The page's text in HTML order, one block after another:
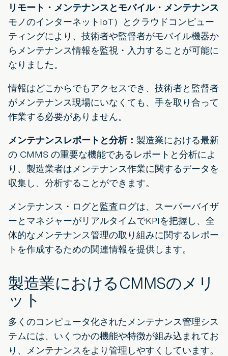
リモート・メンテナンスとモバイル・メンテナンス
モノのインターネットIoT）とクラウドコンピュー
ティングにより、技術者や監督者がモバイル機器か
らメンテナンス情報を監視・入力することが可能に
なりました。
情報はどこからでもアクセスでき、技術者と監督者
がメンテナンス現場にいなくても、手を取り合って
作業する必要がありません。
メンテナンスレポートと分析： 製造業における最新
の CMMS の重要な機能であるレポートと分析によ
り、製造業者はメンテナンス作業に関するデータを
収集し、分析することができます。
メンテナンス・ログと監査ログは、スーパーバイザ
ーとマネジャーがリアルタイムでKPIを把握し、全
体的なメンテナンス管理の取り組みに関するレポー
トを作成するための関連情報を提供します。
製造業におけるCMMSのメリ
ット
多くのコンピュータ化されたメンテナンス管理シス
テムには、いくつかの機能や特徴が組み込まれてお
り、メンテナンスをより管理しやすくしています。